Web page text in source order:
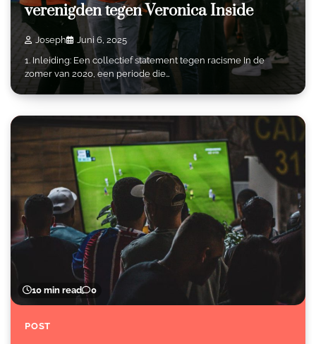
verenigden tegen Veronica Inside
Joseph
Juni 6, 2025
1. Inleiding: Een collectief statement tegen racisme In de
zomer van 2020, een periode die…
10 min read 0
POST